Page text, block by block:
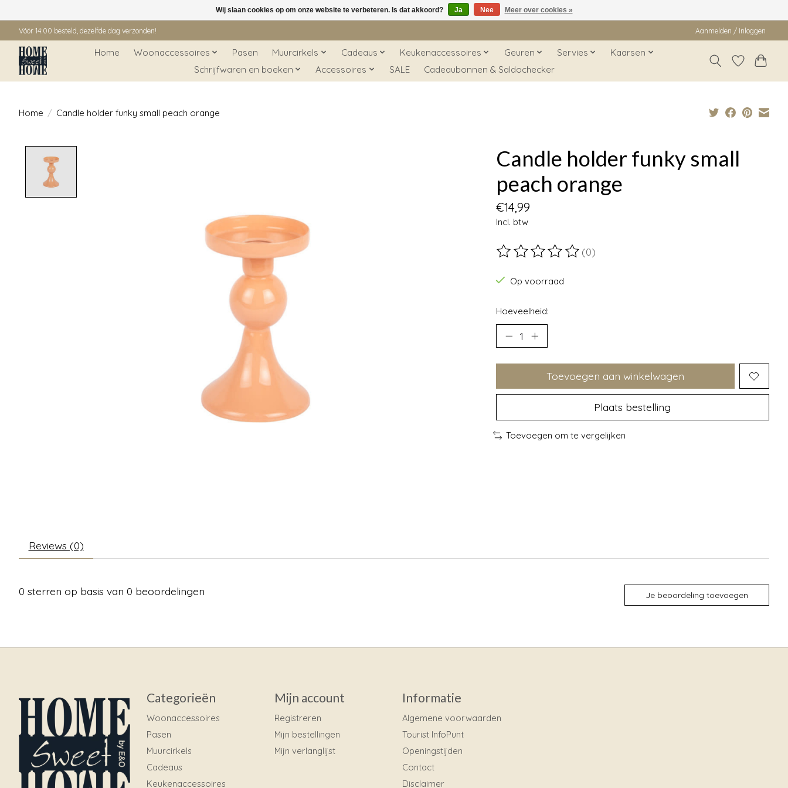
Vóór 14:00 besteld, dezelfde dag verzonden! Aanmelden / Inloggen
Home Woonaccessoires Pasen Muurcirkels Cadeaus Keukenaccessoires Geuren Servies
Kaarsen
Schrijfwaren en boeken
Accessoires SALE Cadeaubonnen & Saldochecker
Home / Candle holder funky small peach orange
Candle holder funky small
peach orange
€14,99
Incl. btw
De beoordeling van dit product is
(0)
Op voorraad
Hoeveelheid:
Toevoegen aan winkelwagen
Plaats bestelling
Toevoegen om te vergelijken
Reviews (0)
0 sterren op basis van 0 beoordelingen Je beoordeling toevoegen
Categorieën
Woonaccessoires
Pasen
Muurcirkels
Cadeaus
Keukenaccessoires
Mijn account
Registreren
Mijn bestellingen
Mijn verlanglijst
Informatie
Algemene voorwaarden
Tourist InfoPunt
Openingstijden
Contact
Disclaimer
Wij slaan cookies op om onze website te verbeteren. Is dat akkoord? Ja Nee Meer over cookies »